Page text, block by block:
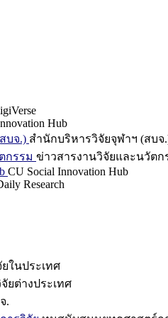
Hub
บจ.) สำนักบริหารวิจัยจุฬาฯ (สบจ
กรรม ข่าวสารงานวิจัยและนวัตก
CU Social Innovation Hub
Research
ในประเทศ
ยต่างประเทศ
.